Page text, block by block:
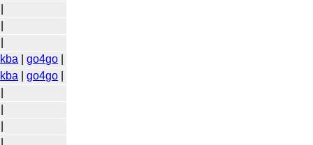
kba |go4go
kba |go4go